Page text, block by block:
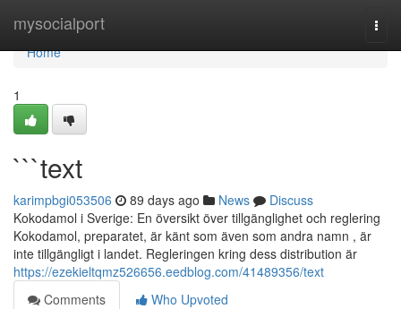
mysocialport
Home
Home
1
```text
karimpbgi053506 89 days ago News
Discuss
Kokodamol i Sverige: En översikt över tillgänglighet och reglering
Kokodamol, preparatet, är känt som även som andra namn , är
inte tillgängligt i landet. Regleringen kring dess distribution är
https://ezekieltqmz526656.eedblog.com/41489356/text
Comments
Who Upvoted